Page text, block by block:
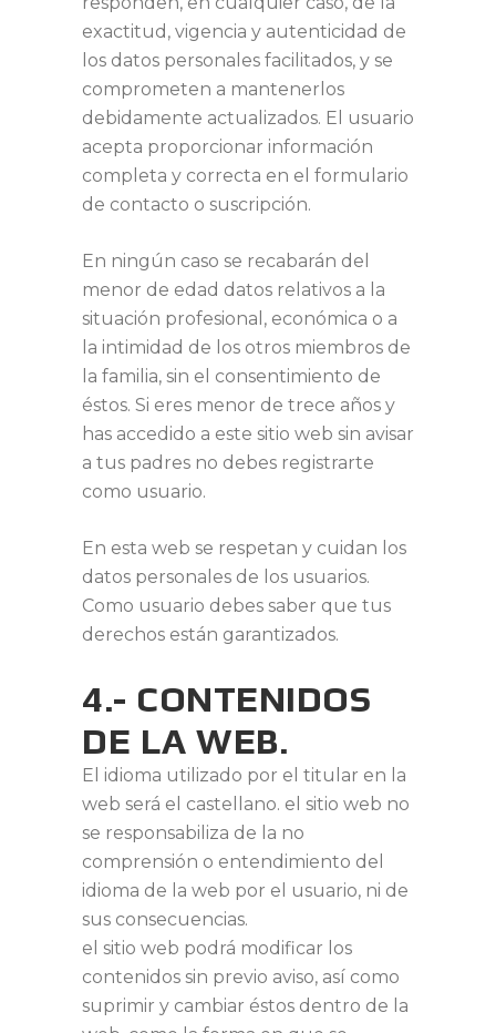
exactitud, vigencia y autenticidad de
los datos personales facilitados, y se
comprometen a mantenerlos
debidamente actualizados. El usuario
acepta proporcionar información
completa y correcta en el formulario
de contacto o suscripción.
En ningún caso se recabarán del
menor de edad datos relativos a la
situación profesional, económica o a
la intimidad de los otros miembros de
la familia, sin el consentimiento de
éstos. Si eres menor de trece años y
has accedido a este sitio web sin avisar
a tus padres no debes registrarte
como usuario.
En esta web se respetan y cuidan los
datos personales de los usuarios.
Como usuario debes saber que tus
derechos están garantizados.
4.- CONTENIDOS
DE LA WEB.
El idioma utilizado por el titular en la
web será el castellano. el sitio web no
se responsabiliza de la no
comprensión o entendimiento del
idioma de la web por el usuario, ni de
sus consecuencias.
el sitio web podrá modificar los
contenidos sin previo aviso, así como
suprimir y cambiar éstos dentro de la